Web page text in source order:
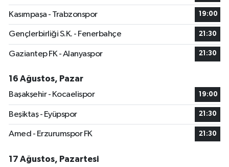
Kasımpaşa - Trabzonspor 19:00
Gençlerbirliği S.K. - Fenerbahçe 21:30
Gaziantep FK - Alanyaspor 21:30
16 Ağustos, Pazar
Başakşehir - Kocaelispor
19:00
Beşiktaş - Eyüpspor 21:30
Amed - Erzurumspor FK 21:30
17 Ağustos, Pazartesi